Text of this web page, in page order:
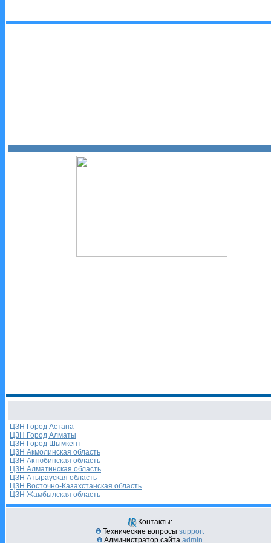
ЦЗН Город Астана
ЦЗН Город Алматы
ЦЗН Город Шымкент
ЦЗН Акмолинская область
ЦЗН Актюбинская область
ЦЗН Алматинская область
ЦЗН Атырауская область
ЦЗН Восточно-Казахстанская область
ЦЗН Жамбылская область
Контакты:
Технические вопросы support
Администратор сайта admin